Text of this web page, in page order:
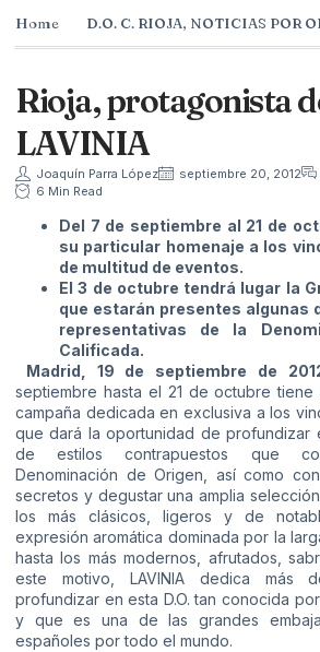
Home D.O. C. RIOJA, NOTICIAS POR
Rioja, protagonista
LAVINIA
Joaquín Parra López septiembre 20, 2012
6 Min Read
Del 7 de septiembre al 21 de
su particular homenaje a los
de multitud de eventos.
El 3 de octubre tendrá lugar la
que estarán presentes algunas
representativas de la
Calificada.
Madrid, 19 de septiembre de
septiembre hasta el 21 de octubre tiene
campaña dedicada en exclusiva a los
que dará la oportunidad de profundizar
de estilos contrapuestos que
Denominación de Origen, así como
secretos y degustar una amplia
los más clásicos, ligeros y de
expresión aromática dominada por la
hasta los más modernos, afrutados,
este motivo, LAVINIA dedica más
profundizar en esta D.O. tan conocida
y que es una de las grandes
españoles por todo el mundo.